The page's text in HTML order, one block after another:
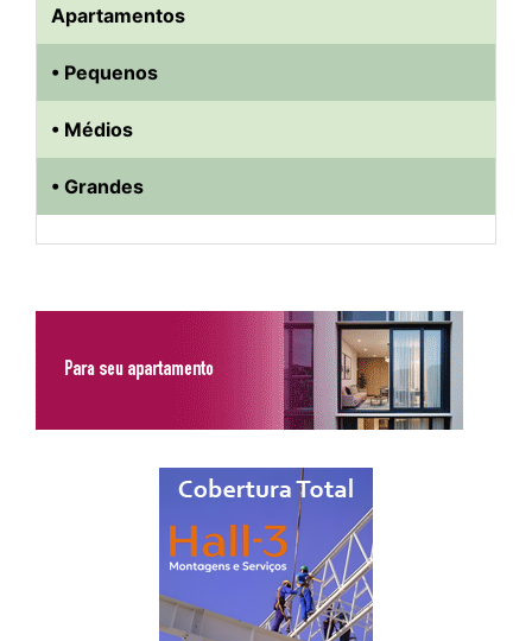
Apartamentos
• Pequenos
• Médios
• Grandes